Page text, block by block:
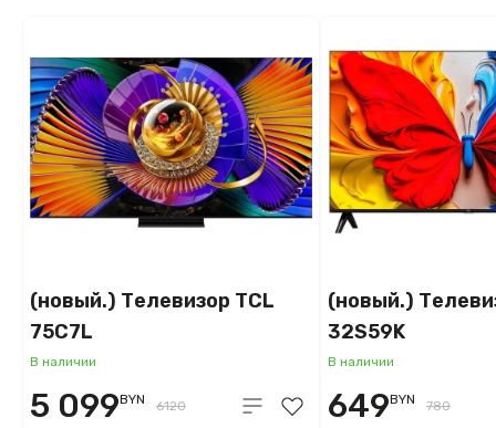
(новый.) Телевизор TCL
75C7L
В наличии
5 099BYN 6120
(новый.)
32S59K
В наличии
649BYN 780